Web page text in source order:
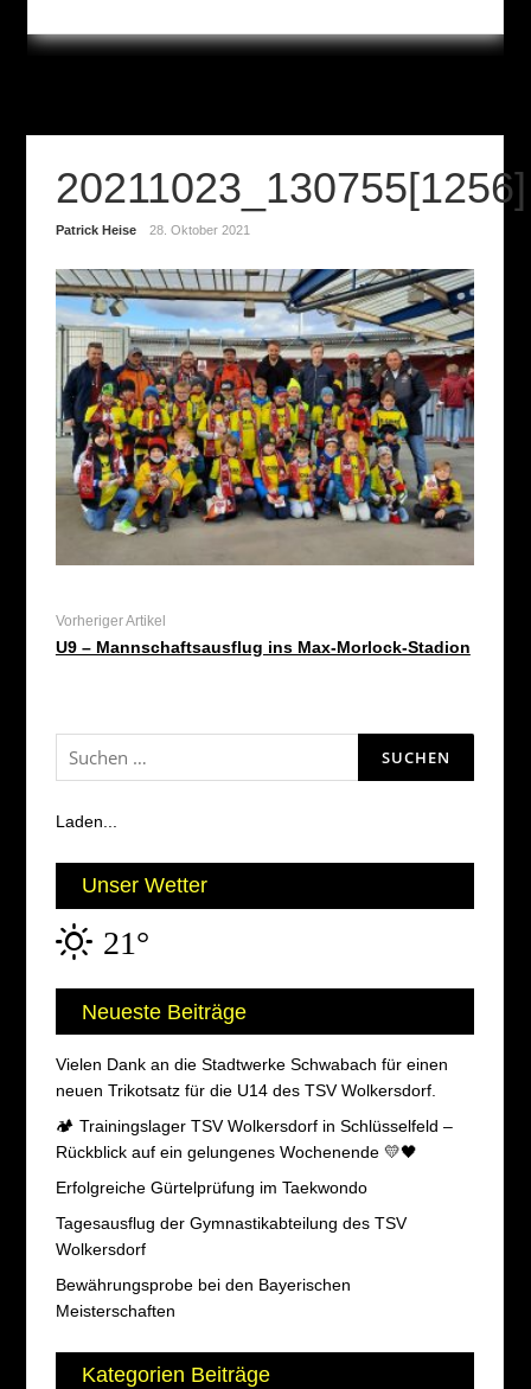
20211023_130755[1256]
Patrick Heise 28. Oktober 2021
Vorheriger Artikel
U9 – Mannschaftsausflug ins Max-Morlock-Stadion
Suchen
nach:
Laden...
Unser Wetter
21°
Neueste Beiträge
Vielen Dank an die Stadtwerke Schwabach für einen
neuen Trikotsatz für die U14 des TSV Wolkersdorf.
🏕️ Trainingslager TSV Wolkersdorf in Schlüsselfeld –
Rückblick auf ein gelungenes Wochenende 💛🖤
Erfolgreiche Gürtelprüfung im Taekwondo
Tagesausflug der Gymnastikabteilung des TSV
Wolkersdorf
Bewährungsprobe bei den Bayerischen
Meisterschaften
Kategorien Beiträge